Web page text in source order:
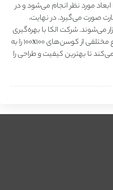
مورد نظر انجام می‌شود و در
صورت می‌گیرد. در نهایت،
می‌شوند. شرکت الکا با بهره‌گیری
از متدهای نوین طراحی و تولید، انواع مختلفی از کوسن‌های 100x100 را به
تا بهترین کیفیت و طراحی را